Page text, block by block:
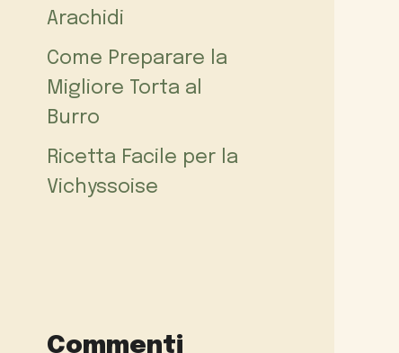
Arachidi
Come Preparare la
Migliore Torta al
Burro
Ricetta Facile per la
Vichyssoise
Commenti